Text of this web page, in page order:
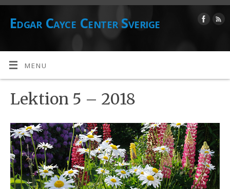
Edgar Cayce Center Sverige
MENU
Lektion 5 – 2018